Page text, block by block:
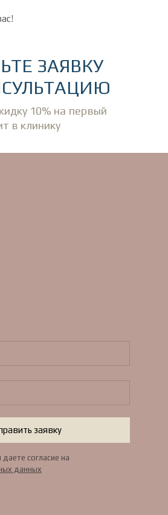
заявку
согласие на
данных
10% на первый
в клинику
ЗАЯВКУ